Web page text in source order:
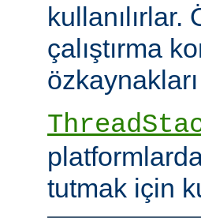
çalıştırma
tutmak için